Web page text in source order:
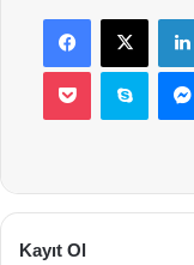
Facebook
X
Pocket Skype
Kayıt Ol